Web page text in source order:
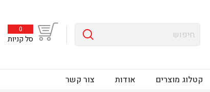
0
סל קניות
קטלוג מוצרים אודות
צור קשר